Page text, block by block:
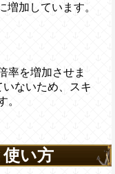
加しています。
率を増加させま
ないため、スキ
。
い方